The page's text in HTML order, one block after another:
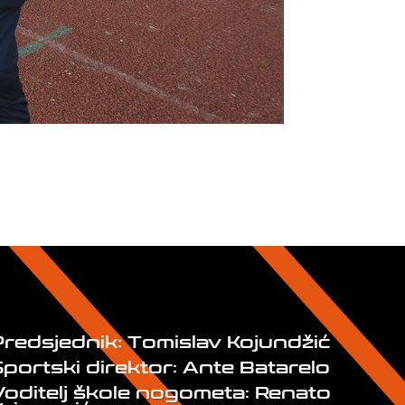
Tomislav Kojundžić
direktor: Ante Batarelo
škole nogometa: Renato